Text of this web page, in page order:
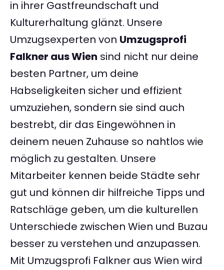
in ihrer Gastfreundschaft und
Kulturerhaltung glänzt. Unsere
Umzugsexperten von Umzugsprofi
Falkner aus Wien sind nicht nur deine
besten Partner, um deine
Habseligkeiten sicher und effizient
umzuziehen, sondern sie sind auch
bestrebt, dir das Eingewöhnen in
deinem neuen Zuhause so nahtlos wie
möglich zu gestalten. Unsere
Mitarbeiter kennen beide Städte sehr
gut und können dir hilfreiche Tipps und
Ratschläge geben, um die kulturellen
Unterschiede zwischen Wien und Buzau
besser zu verstehen und anzupassen.
Mit Umzugsprofi Falkner aus Wien wird